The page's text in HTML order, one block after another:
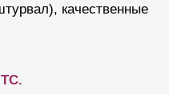
качественные